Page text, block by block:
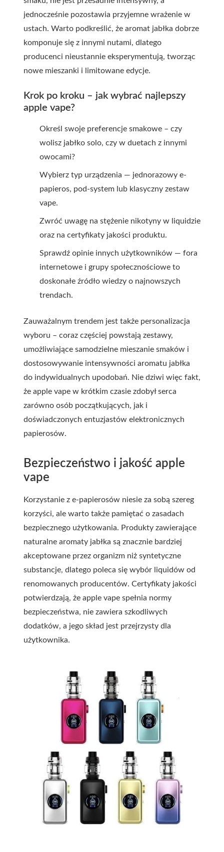
jednocześnie pozostawia przyjemne wrażenie w
ustach. Warto podkreślić, że aromat jabłka dobrze
komponuje się z innymi nutami, dlatego
producenci nieustannie eksperymentują, tworząc
nowe mieszanki i limitowane edycje.
Krok po kroku – jak wybrać najlepszy
apple vape?
Określ swoje preferencje smakowe – czy
wolisz jabłko solo, czy w duetach z innymi
owocami?
Wybierz typ urządzenia — jednorazowy e-
papieros, pod-system lub klasyczny zestaw
vape.
Zwróć uwagę na stężenie nikotyny w liquidzie
oraz na certyfikaty jakości produktu.
Sprawdź opinie innych użytkowników — fora
internetowe i grupy społecznościowe to
doskonałe źródło wiedzy o najnowszych
trendach.
Zauważalnym trendem jest także personalizacja
wyboru – coraz częściej powstają zestawy,
umożliwiające samodzielne mieszanie smaków i
dostosowywanie intensywności aromatu jabłka
do indywidualnych upodobań. Nie dziwi więc fakt,
że apple vape w krótkim czasie zdobył serca
zarówno osób początkujących, jak i
doświadczonych entuzjastów elektronicznych
papierosów.
Bezpieczeństwo i jakość apple
vape
Korzystanie z e-papierosów niesie za sobą szereg
korzyści, ale warto także pamiętać o zasadach
bezpiecznego użytkowania. Produkty zawierające
naturalne aromaty jabłka są znacznie bardziej
akceptowane przez organizm niż syntetyczne
substancje, dlatego poleca się wybór liquidów od
renomowanych producentów. Certyfikaty jakości
potwierdzają, że apple vape spełnia normy
bezpieczeństwa, nie zawiera szkodliwych
dodatków, a jego skład jest przejrzysty dla
użytkownika.